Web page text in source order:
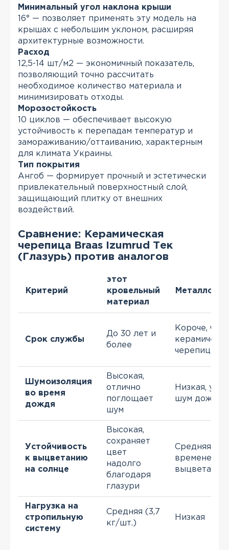
Минимальный угол наклона крыши
16° — позволяет применять эту модель на
крышах с небольшим уклоном, расширяя
архитектурные возможности.
Расход
12,5-14 шт/м2 — экономичный показатель,
позволяющий точно рассчитать
необходимое количество материала и
минимизировать отходы.
Морозостойкость
10 циклов — обеспечивает высокую
устойчивость к перепадам температур и
замораживанию/оттаиванию, характерным
для климата Украины.
Тип покрытия
Ангоб — формирует прочный и эстетически
привлекательный поверхностный слой,
защищающий плитку от внешних
воздействий.
Сравнение: Керамическая
черепица Braas Izumrud Тек
(Глазурь) против аналогов
Критерий
этот
кровельный
материал
Срок службы
До 30 лет и
более
Короче, чем
черепицы
Шумоизоляция
во время
дождя
Высокая,
отлично
поглощает
шум
Низкая,
шум дождя
Устойчивость
к выцветанию
на солнце
Высокая,
сохраняет
цвет
надолго
благодаря
глазури
Средняя, со
временем
выцветать
Нагрузка на
стропильную
систему
Средняя (3,7
кг/шт.)
Низкая